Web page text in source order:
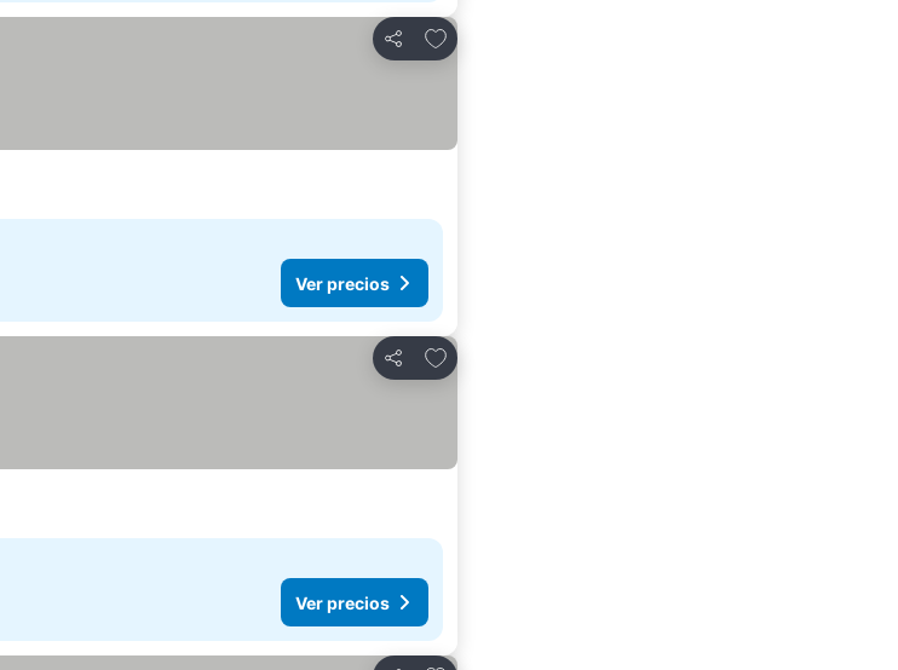
Compartir
Agregar a favoritos
Ver precios
Compartir
Agregar a favoritos
Ver precios